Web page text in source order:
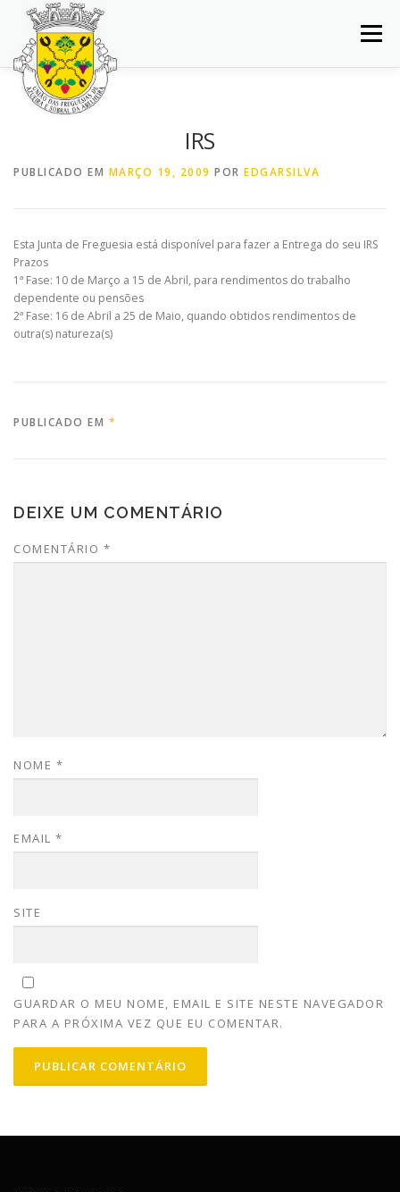
Saltar
conteúdo
Menu
INÍCIO JUNTA DE FREGUESIA
BALCÃO VIRTUAL NOTÍCIAS MAPA
IRS
PUBLICADO EM MARÇO 19, 2009 POR EDGARSILVA
Esta Junta de Freguesia está disponível para fazer a Entrega do seu IRS
Prazos
1ª Fase: 10 de Março a 15 de Abril, para rendimentos do trabalho
dependente ou pensões
2ª Fase: 16 de Abril a 25 de Maio, quando obtidos rendimentos de
outra(s) natureza(s)
PUBLICADO EM *
DEIXE UM COMENTÁRIO
COMENTÁRIO *
NOME *
EMAIL *
SITE
GUARDAR O MEU NOME, EMAIL E SITE NESTE NAVEGADOR
PARA A PRÓXIMA VEZ QUE EU COMENTAR.